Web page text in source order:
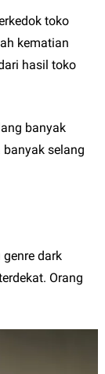
toko
kematian
hasil toko
banyak
selang
dark
Orang